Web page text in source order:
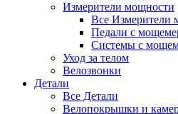
Измерители мощности
Все Измерители
Педали с
Системы с
Уход за телом
Велозвонки
Детали
Все Детали
Велопокрышки и